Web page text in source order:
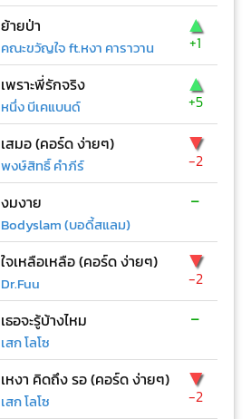
ย้ายป่า
คณะขวัญใจ ft.หงา คาราวาน
▲
+1
เพราะพี่รักจริง
หนึ่ง บีเคแบนด์
▲
+5
เสมอ (คอร์ด ง่ายๆ)
พงษ์สิทธิ์ คำภีร์
▼
-2
งมงาย
Bodyslam (บอดี้สแลม)
-
ใจเหลือเหลือ (คอร์ด ง่ายๆ)
Dr.Fuu
▼
-2
เธอจะรู้บ้างไหม
เสก โลโซ
-
เหงา คิดถึง รอ (คอร์ด ง่ายๆ)
เสก โลโซ
▼
-2